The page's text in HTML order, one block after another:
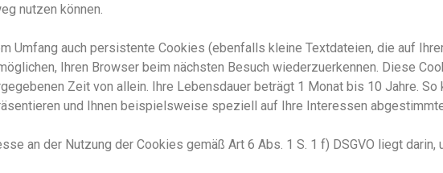
nutzen können.
Umfang auch persistente Cookies (ebenfalls kleine Textdateien, die auf
Ihren Browser beim nächsten Besuch wiederzuerkennen. Diese
Zeit von allein. Ihre Lebensdauer beträgt 1 Monat bis 10 Jahre. So
und Ihnen beispielsweise speziell auf Ihre Interessen
an der Nutzung der Cookies gemäß Art 6 Abs. 1 S. 1 f) DSGVO liegt